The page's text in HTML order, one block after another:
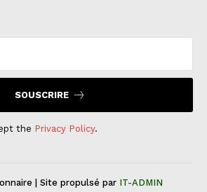
SOUSCRIRE
the Privacy Policy.
| Site propulsé par IT-ADMIN